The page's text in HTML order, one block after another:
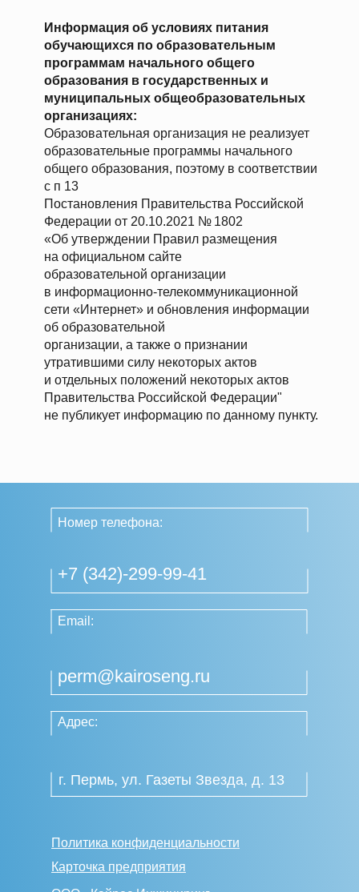
Информация об условиях питания
обучающихся по образовательным
программам начального общего
образования в государственных и
муниципальных общеобразовательных
организациях:
Образовательная организация не реализует
образовательные программы начального
общего образования, поэтому в соответствии
с п 13
Постановления Правительства Российской
Федерации от 20.10.2021 № 1802
«Об утверждении Правил размещения
на официальном сайте
образовательной организации
в информационно-телекоммуникационной
сети «Интернет» и обновления информации
об образовательной
организации, а также о признании
утратившими силу некоторых актов
и отдельных положений некоторых актов
Правительства Российской Федерации"
не публикует информацию по данному пункту.
Номер телефона:
Политика конфиденциальности
Карточка предприятия
Email:
Адрес:
+7 (342)-299-99-41
perm@kairoseng.ru
г. Пермь, ул. Газеты Звезда, д. 13